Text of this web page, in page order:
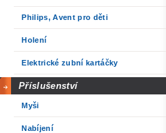
Philips, Avent pro děti
Holení
Elektrické zubní kartáčky
Příslušenství
Myši
Nabíjení